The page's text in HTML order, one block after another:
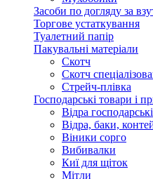
Засоби по догляду за
Торгове устаткування
Туалетний папір
Пакувальні матеріали
Скотч
Скотч
Стрейч-плівка
Господарські товари і
Відра господарські
Відра, баки,
Віники сорго
Вибивалки
Киї для щіток
Мітли